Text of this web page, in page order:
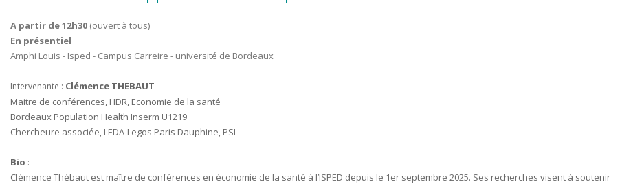
A partir de 12h30 (ouvert à tous)
En présentiel
Amphi Louis - Isped - Campus Carreire - université de Bordeaux
Intervenante : Clémence THEBAUT
Maitre de conférences, HDR, Economie de la santé
Bordeaux Population Health Inserm U1219
Chercheure associée, LEDA-Legos Paris Dauphine, PSL
Bio :
Clémence Thébaut est maître de conférences en économie de la santé à l’ISPED depuis le 1er septembre 2025. Ses recherches visent à soutenir